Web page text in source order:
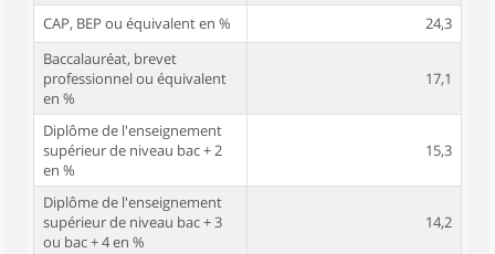
CAP, BEP ou équivalent en %
24,3
Baccalauréat, brevet
professionnel ou équivalent
en %
17,1
Diplôme de l'enseignement
supérieur de niveau bac + 2
en %
15,3
Diplôme de l'enseignement
supérieur de niveau bac + 3
ou bac + 4 en %
14,2